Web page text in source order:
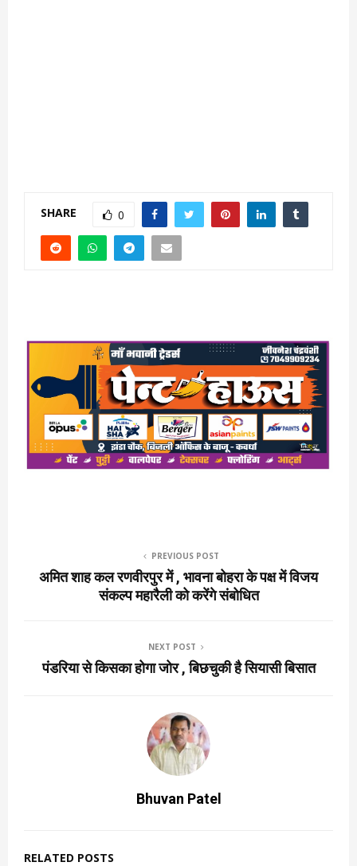
SHARE 0
PREVIOUS POST
अमित शाह कल रणवीरपुर में , भावना बोहरा के पक्ष में विजय
संकल्प महारैली को करेंगे संबोधित
NEXT POST
पंडरिया से किसका होगा जोर , बिछचुकी है सियासी बिसात
Bhuvan Patel
RELATED POSTS